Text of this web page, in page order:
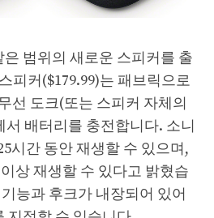
범위의 새로운 스피커를 출
피커($179.99)는 패브릭으로
선 도크(또는 스피커 자체의
서 배터리를 충전합니다. 소니
시간 동안 재생할 수 있으며,
상 재생할 수 있다고 밝혔습
능과 후크가 내장되어 있어